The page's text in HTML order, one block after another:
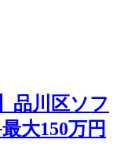
品川区ソフ
大150万円